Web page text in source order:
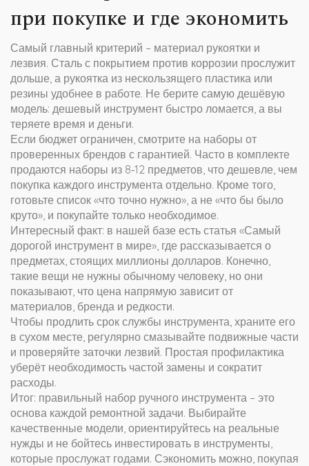
при покупке и где экономить
Самый главный критерий – материал рукоятки и
лезвия. Сталь с покрытием против коррозии прослужит
дольше, а рукоятка из нескользящего пластика или
резины удобнее в работе. Не берите самую дешёвую
модель: дешевый инструмент быстро ломается, а вы
теряете время и деньги.
Если бюджет ограничен, смотрите на наборы от
проверенных брендов с гарантией. Часто в комплекте
продаются наборы из 8‑12 предметов, что дешевле, чем
покупка каждого инструмента отдельно. Кроме того,
готовьте список «что точно нужно», а не «что бы было
круто», и покупайте только необходимое.
Интересный факт: в нашей базе есть статья «Самый
дорогой инструмент в мире», где рассказывается о
предметах, стоящих миллионы долларов. Конечно,
такие вещи не нужны обычному человеку, но они
показывают, что цена напрямую зависит от
материалов, бренда и редкости.
Чтобы продлить срок службы инструмента, храните его
в сухом месте, регулярно смазывайте подвижные части
и проверяйте заточки лезвий. Простая профилактика
уберёт необходимость частой замены и сократит
расходы.
Итог: правильный набор ручного инструмента – это
основа каждой ремонтной задачи. Выбирайте
качественные модели, ориентируйтесь на реальные
нужды и не бойтесь инвестировать в инструменты,
которые прослужат годами. Сэкономить можно, покупая